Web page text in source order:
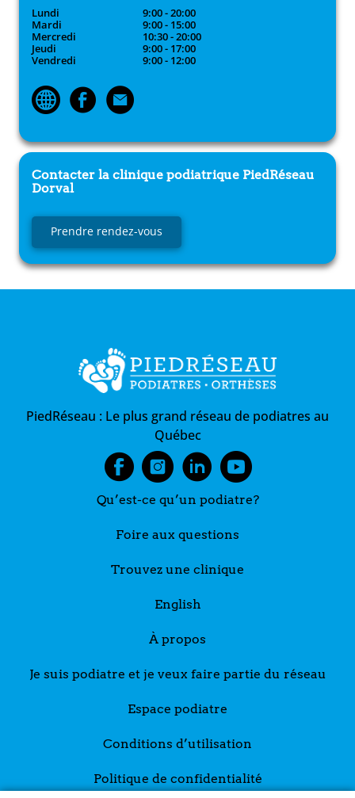
Lundi
9:00 - 20:00
Mardi
9:00 - 15:00
Mercredi
10:30 - 20:00
Jeudi
9:00 - 17:00
Vendredi
9:00 - 12:00
Contacter la clinique podiatrique PiedRéseau
Dorval
Prendre rendez-vous
PiedRéseau : Le plus grand réseau de podiatres au
Québec
Qu’est-ce qu’un podiatre?
Foire aux questions
Trouvez une clinique
English
À propos
Je suis podiatre et je veux faire partie du réseau
Espace podiatre
Conditions d’utilisation
Politique de confidentialité